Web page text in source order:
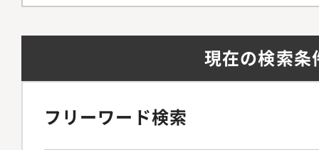
す。
現在の検索条
フリーワード検索